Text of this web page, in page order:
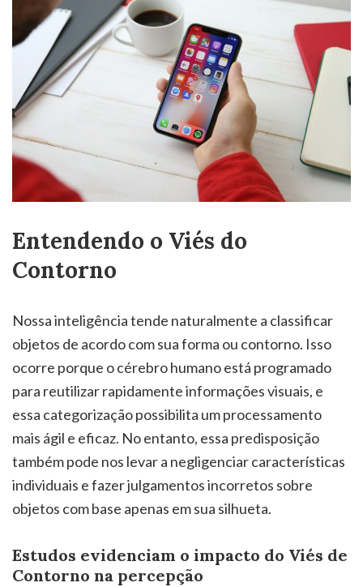
Entendendo o Viés do
Contorno
Nossa inteligência tende naturalmente a classificar
objetos de acordo com sua forma ou contorno. Isso
ocorre porque o cérebro humano está programado
para reutilizar rapidamente informações visuais, e
essa categorização possibilita um processamento
mais ágil e eficaz. No entanto, essa predisposição
também pode nos levar a negligenciar características
individuais e fazer julgamentos incorretos sobre
objetos com base apenas em sua silhueta.
Estudos evidenciam o impacto do Viés de
Contorno na percepção